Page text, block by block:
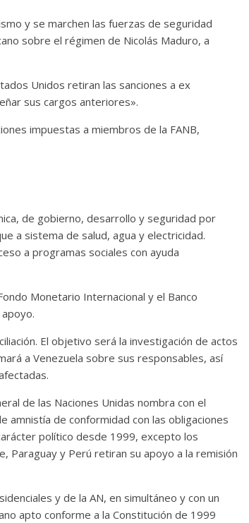
y se marchen las fuerzas de seguridad
sobre el régimen de Nicolás Maduro, a
Unidos retiran las sanciones a ex
sus cargos anteriores».
impuestas a miembros de la FANB,
de gobierno, desarrollo y seguridad por
a sistema de salud, agua y electricidad.
a programas sociales con ayuda
Monetario Internacional y el Banco
El objetivo será la investigación de actos
a Venezuela sobre sus responsables, así
de las Naciones Unidas nombra con el
amnistía de conformidad con las obligaciones
político desde 1999, excepto los
Paraguay y Perú retiran su apoyo a la remisión
y de la AN, en simultáneo y con un
apto conforme a la Constitución de 1999